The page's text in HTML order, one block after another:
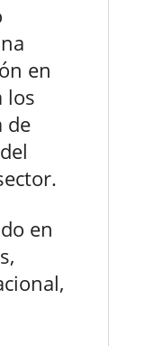
en
los
de
en